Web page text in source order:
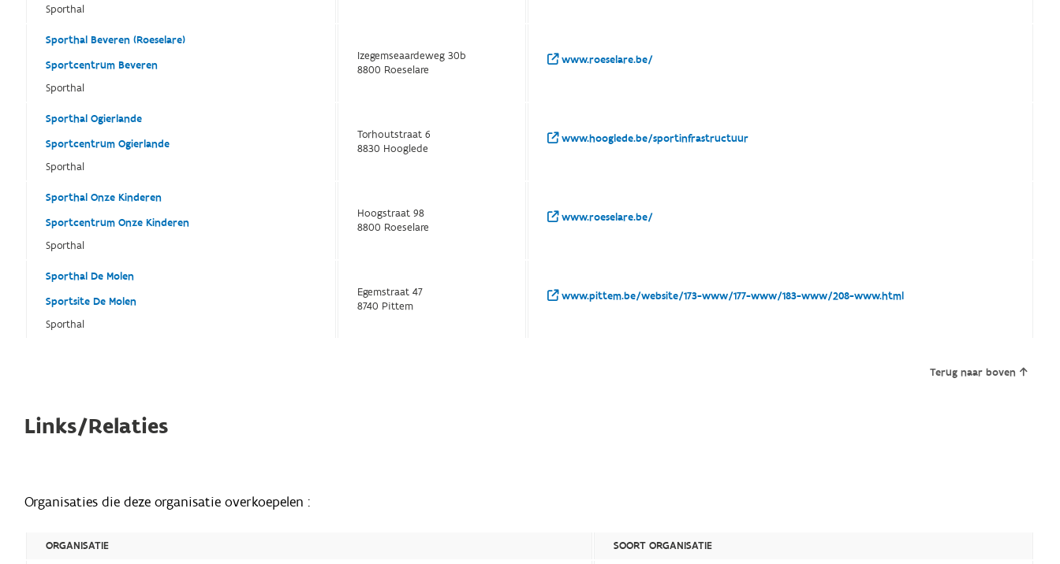
Sporthal
Sporthal Beveren (Roeselare)
Sportcentrum Beveren
Sporthal
Izegemseaardeweg 30b
8800 Roeselare
www.roeselare.be/
Sporthal Ogierlande
Sportcentrum Ogierlande
Sporthal
Torhoutstraat 6
8830 Hooglede
www.hooglede.be/sportinfrastructuur
Sporthal Onze Kinderen
Sportcentrum Onze Kinderen
Sporthal
Hoogstraat 98
8800 Roeselare
www.roeselare.be/
Sporthal De Molen
Sportsite De Molen
Sporthal
Egemstraat 47
8740 Pittem
www.pittem.be/website/173-www/177-www/183-www/208-www.html
Terug naar boven
Links/Relaties
Organisaties die deze organisatie overkoepelen :
ORGANISATIE
SOORT ORGANISATIE